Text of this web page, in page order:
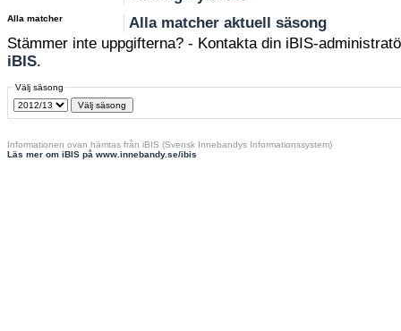
Alla matcher
Alla matcher aktuell säsong
Stämmer inte uppgifterna? - Kontakta din iBIS-
iBIS.
Välj säsong
Informationen ovan hämtas från iBIS (Svensk Innebandys Informationssystem)
Läs mer om iBIS på www.innebandy.se/ibis